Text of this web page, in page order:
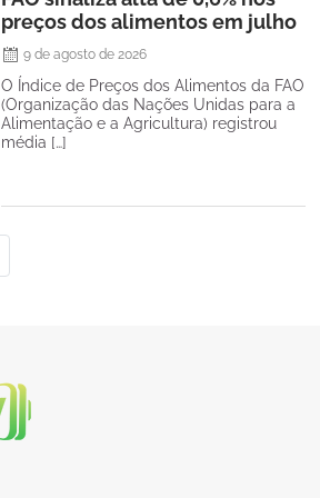
preços dos alimentos em julho
9 de agosto de 2026
O Índice de Preços dos Alimentos da FAO
(Organização das Nações Unidas para a
Alimentação e a Agricultura) registrou
média […]